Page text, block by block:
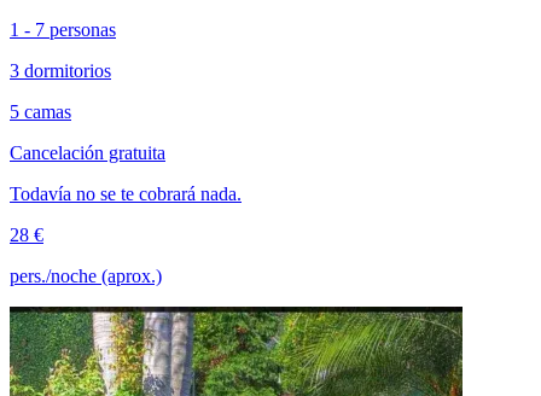
1 - 7 personas
3 dormitorios
5 camas
Cancelación gratuita
Todavía no se te cobrará nada.
28 €
pers./noche (aprox.)